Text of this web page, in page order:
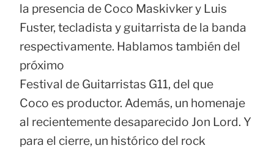
la presencia de Coco Maskivker y Luis
Fuster, tecladista y guitarrista de la banda
respectivamente. Hablamos también del
próximo
Festival de Guitarristas G11, del que
Coco es productor. Además, un homenaje
al recientemente desaparecido Jon Lord. Y
para el cierre, un histórico del rock